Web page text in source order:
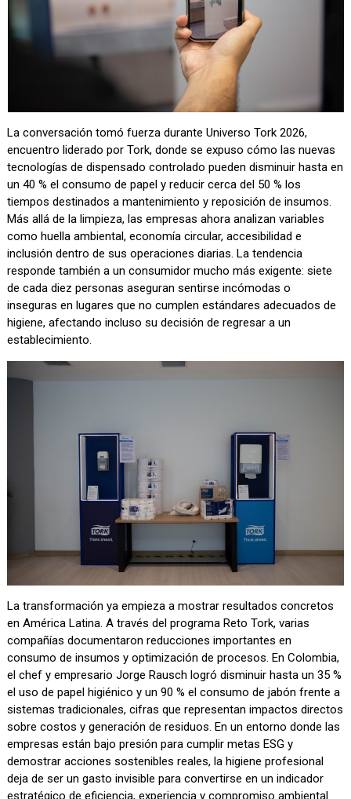
La conversación tomó fuerza durante Universo Tork 2026,
encuentro liderado por Tork, donde se expuso cómo las nuevas
tecnologías de dispensado controlado pueden disminuir hasta en
un 40 % el consumo de papel y reducir cerca del 50 % los
tiempos destinados a mantenimiento y reposición de insumos.
Más allá de la limpieza, las empresas ahora analizan variables
como huella ambiental, economía circular, accesibilidad e
inclusión dentro de sus operaciones diarias. La tendencia
responde también a un consumidor mucho más exigente: siete
de cada diez personas aseguran sentirse incómodas o
inseguras en lugares que no cumplen estándares adecuados de
higiene, afectando incluso su decisión de regresar a un
establecimiento.
La transformación ya empieza a mostrar resultados concretos
en América Latina. A través del programa Reto Tork, varias
compañías documentaron reducciones importantes en
consumo de insumos y optimización de procesos. En Colombia,
el chef y empresario Jorge Rausch logró disminuir hasta un 35 %
el uso de papel higiénico y un 90 % el consumo de jabón frente a
sistemas tradicionales, cifras que representan impactos directos
sobre costos y generación de residuos. En un entorno donde las
empresas están bajo presión para cumplir metas ESG y
demostrar acciones sostenibles reales, la higiene profesional
deja de ser un gasto invisible para convertirse en un indicador
estratégico de eficiencia, experiencia y compromiso ambiental.